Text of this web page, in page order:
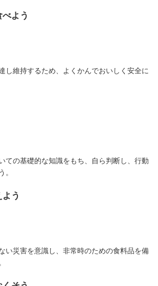
べよう
し維持するため、よくかんでおいしく安全に
ての基礎的な知識をもち、自ら判断し、行動
。
う
い災害を意識し、非常時のための食料品を備